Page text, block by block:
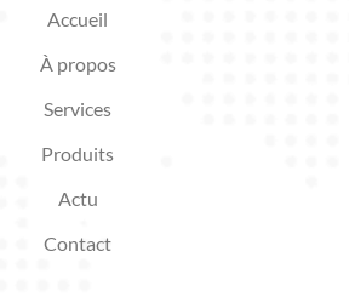
Accueil
À propos
Services
Produits
Actu
Contact